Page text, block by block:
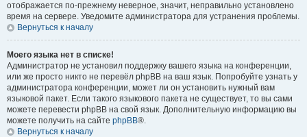
отображается по-прежнему неверное, значит, неправильно установлено
время на сервере. Уведомите администратора для устранения проблемы.
Вернуться к началу
Моего языка нет в списке!
Администратор не установил поддержку вашего языка на конференции,
или же просто никто не перевёл phpBB на ваш язык. Попробуйте узнать у
администратора конференции, может ли он установить нужный вам
языковой пакет. Если такого языкового пакета не существует, то вы сами
можете перевести phpBB на свой язык. Дополнительную информацию вы
можете получить на сайте phpBB®.
Вернуться к началу